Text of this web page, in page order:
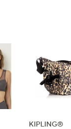
KIPLING®